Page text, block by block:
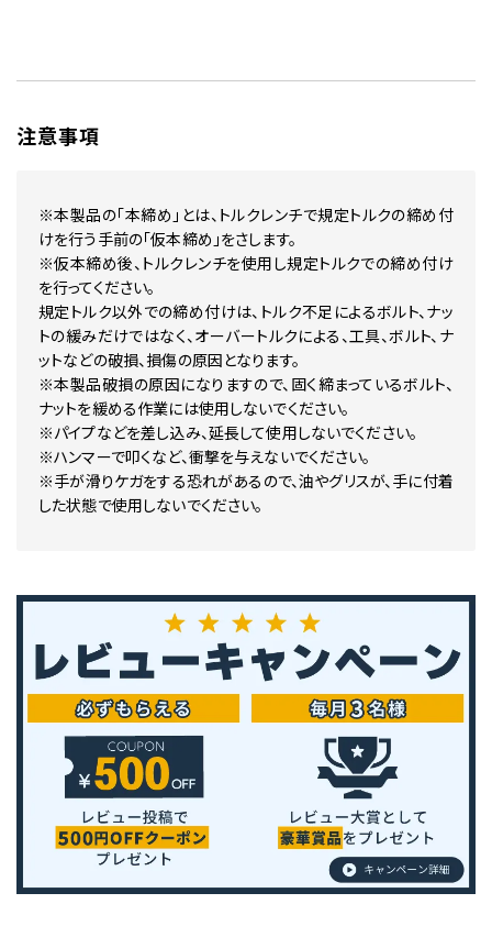
注意事項
※本製品の「本締め」とは、トルクレンチで規定トルクの締め付
けを行う手前の「仮本締め」をさします。
※仮本締め後、トルクレンチを使用し規定トルクでの締め付け
を行ってください。
規定トルク以外での締め付けは、トルク不足によるボルト、ナッ
トの緩みだけではなく、オーバートルクによる、工具、ボルト、ナ
ットなどの破損、損傷の原因となります。
※本製品破損の原因になりますので、固く締まっているボルト、
ナットを緩める作業には使用しないでください。
※パイプなどを差し込み、延長して使用しないでください。
※ハンマーで叩くなど、衝撃を与えないでください。
※手が滑りケガをする恐れがあるので、油やグリスが、手に付着
した状態で使用しないでください。